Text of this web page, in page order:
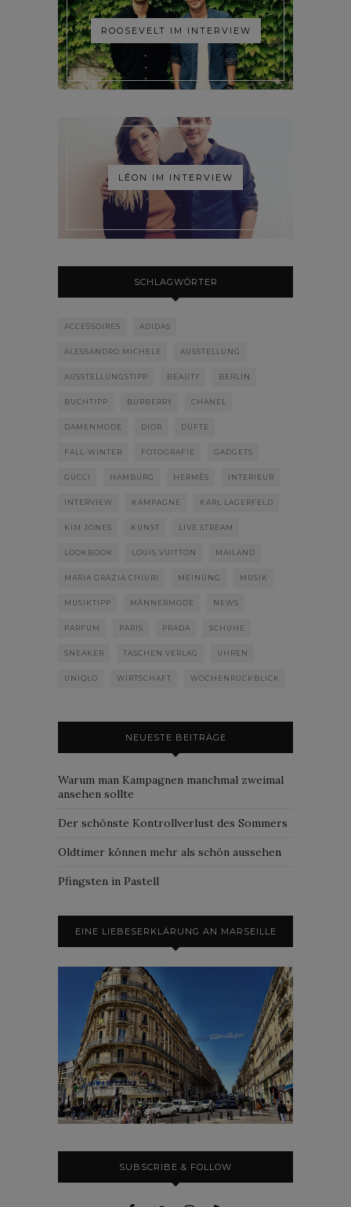
ROOSEVELT IM INTERVIEW
LÉON IM INTERVIEW
SCHLAGWÖRTER
ACCESSOIRES ADIDAS
ALESSANDRO MICHELE AUSSTELLUNG
AUSSTELLUNGSTIPP BEAUTY BERLIN
BUCHTIPP BURBERRY CHANEL
DAMENMODE DIOR DÜFTE
FALL-WINTER FOTOGRAFIE GADGETS
GUCCI HAMBURG HERMÈS INTERIEUR
INTERVIEW KAMPAGNE KARL LAGERFELD
KIM JONES KUNST LIVE STREAM
LOOKBOOK LOUIS VUITTON MAILAND
MARIA GRAZIA CHIURI MEINUNG MUSIK
MUSIKTIPP MÄNNERMODE NEWS
PARFUM PARIS PRADA SCHUHE
SNEAKER TASCHEN VERLAG UHREN
UNIQLO WIRTSCHAFT WOCHENRÜCKBLICK
NEUESTE BEITRÄGE
Warum man Kampagnen manchmal zweimal
ansehen sollte
Der schönste Kontrollverlust des Sommers
Oldtimer können mehr als schön aussehen
Pfingsten in Pastell
EINE LIEBESERKLÄRUNG AN MARSEILLE
SUBSCRIBE & FOLLOW